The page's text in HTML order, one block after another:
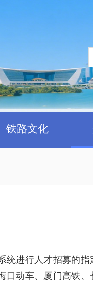
铁路文化
进行人才招募的指
口动车、厦门高铁